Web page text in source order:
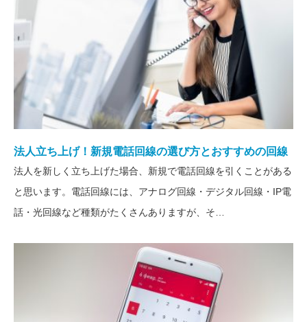
電話回線加入権の価格と安く買
う方法をご紹介！
新規電話回線を引く方におすす
め！光回線の特徴をご紹介
をご紹介！
法人立ち上げ！新規電話回線の選び方とおすすめの回線
法人を新しく立ち上げた場合、新規で電話回線を引くことがある
と思います。電話回線には、アナログ回線・デジタル回線・IP電
話・光回線など種類がたくさんありますが、そ…